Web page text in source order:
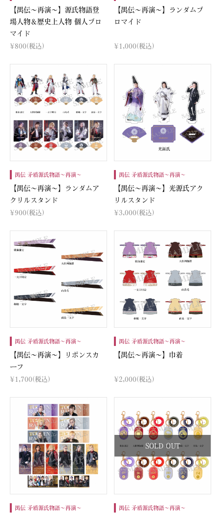
【禺伝～再演～】源氏物語登
場人物＆歴史上人物 個人ブロ
マイド
¥800(税込)
【禺伝～再演～】ランダムブ
ロマイド
¥1,000(税込)
禺伝 矛盾源氏物語～再演～
【禺伝～再演～】ランダムア
クリルスタンド
¥900(税込)
禺伝 矛盾源氏物語～再演～
【禺伝～再演～】光源氏アク
リルスタンド
¥3,000(税込)
禺伝 矛盾源氏物語～再演～
【禺伝～再演～】リボンスカ
ーフ
¥1,700(税込)
禺伝 矛盾源氏物語～再演～
【禺伝～再演～】巾着
¥2,000(税込)
禺伝 矛盾源氏物語～再演～
SOLD OUT
禺伝 矛盾源氏物語～再演～